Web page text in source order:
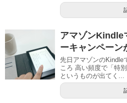
アマゾンKindle
ーキャンペーン
先日アマゾンのKindle
ころ 高い頻度で「特
というものが出てく...